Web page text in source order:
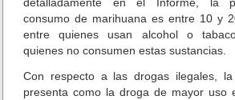
consumo de marihuana es entre 10 y
entre quienes usan alcohol o
quienes no consumen estas sustancias.
Con respecto a las drogas ilegales,
presenta como la droga de mayor uso